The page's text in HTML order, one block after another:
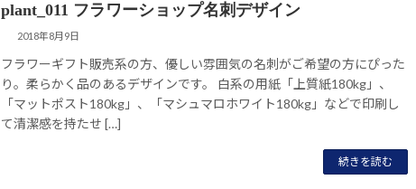
plant_011 フラワーショップ名刺デザイン
2018年8月9日
フラワーギフト販売系の方、優しい雰囲気の名刺がご希望の方にぴった
り。柔らかく品のあるデザインです。 白系の用紙「上質紙180kg」、
「マットポスト180kg」、「マシュマロホワイト180kg」などで印刷し
て清潔感を持たせ […]
続きを読む